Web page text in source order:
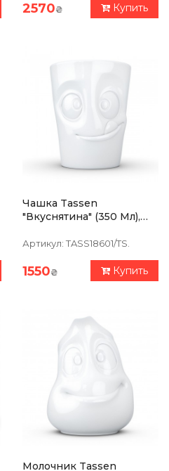
2570₴ Купить
Чашка Tassen
"Вкуснятина" (350 Мл),
Артикул: TASS18601/TS.
1550₴ Купить
Молочник Tassen